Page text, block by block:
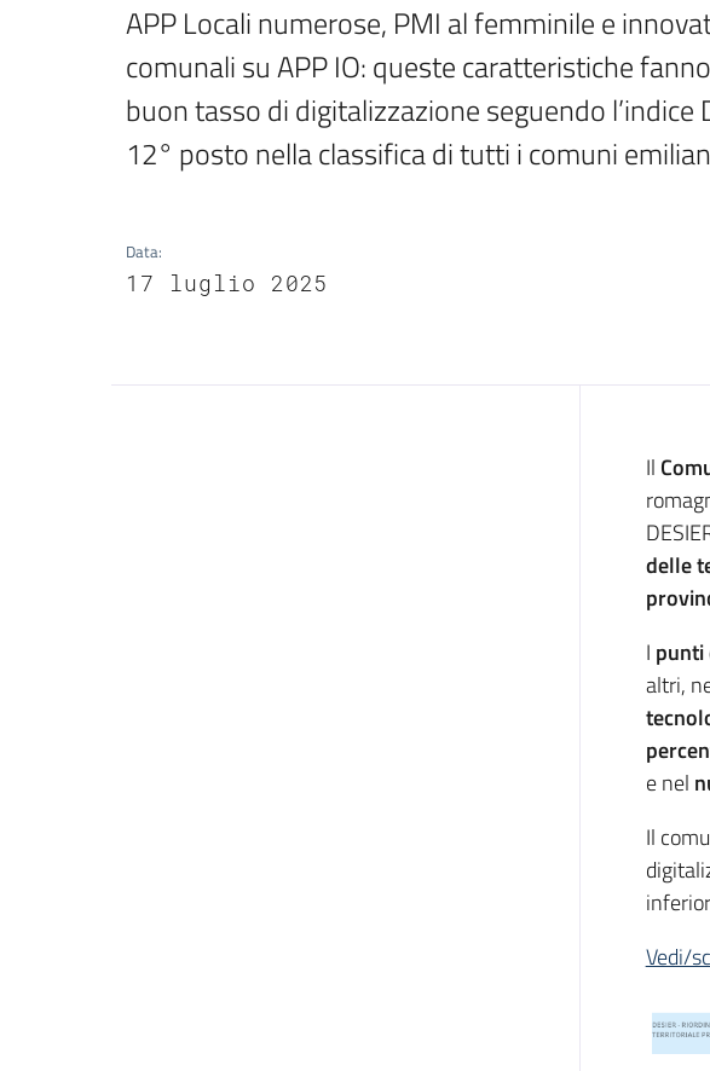
APP Locali numerose, PMI al femminile e
comunali su APP IO: queste caratteristiche
buon tasso di digitalizzazione seguendo l’indice
12° posto nella classifica di tutti i comuni
Data:
17 luglio 2025
Il
delle
I punti
altri,
e nel
Il
Vedi/